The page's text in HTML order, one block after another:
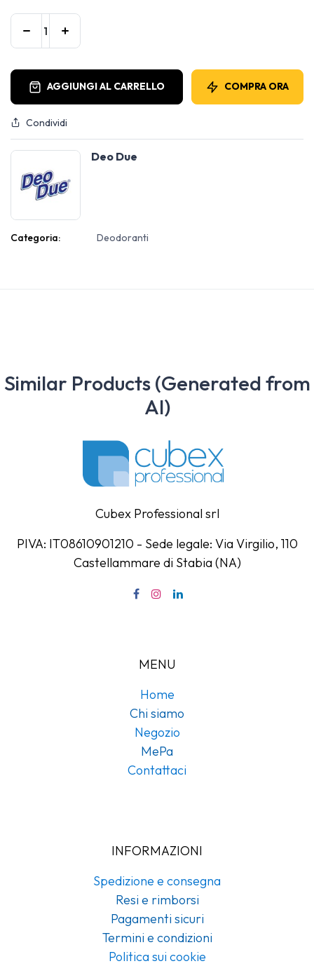
AGGIUNGI AL CARRELLO COMPRA ORA
Condividi
Deo Due
Categoria: Deodoranti
Similar Products (Generated from
AI)
Cubex Professional srl
PIVA: IT08610901210 - Sede legale: Via Virgilio, 110
Castellammare di Stabia (NA)
MENU
Home
Chi siamo
Negozio
MePa
Contattaci
INFORMAZIONI
Spedizione e consegna
Resi e rimborsi
Pagamenti sicuri
Termini e condizioni
Politica sui cookie